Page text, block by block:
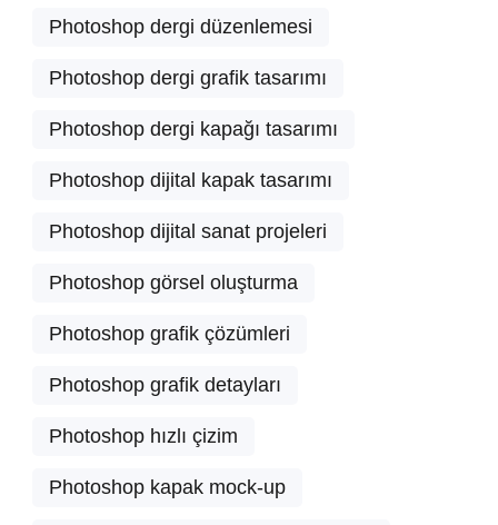
Photoshop dergi düzenlemesi
Photoshop dergi grafik tasarımı
Photoshop dergi kapağı tasarımı
Photoshop dijital kapak tasarımı
Photoshop dijital sanat projeleri
Photoshop görsel oluşturma
Photoshop grafik çözümleri
Photoshop grafik detayları
Photoshop hızlı çizim
Photoshop kapak mock-up